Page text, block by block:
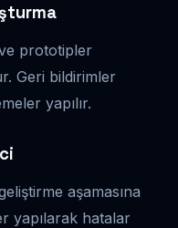
prototipler
Geri bildirimler
yapılır.
aşamasına
yapılarak hatalar